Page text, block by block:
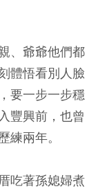
、爺爺他們都
體悟看別人臉
要一步一步穩
豐興前，也曾
練兩年。
吃著孫媳婦煮